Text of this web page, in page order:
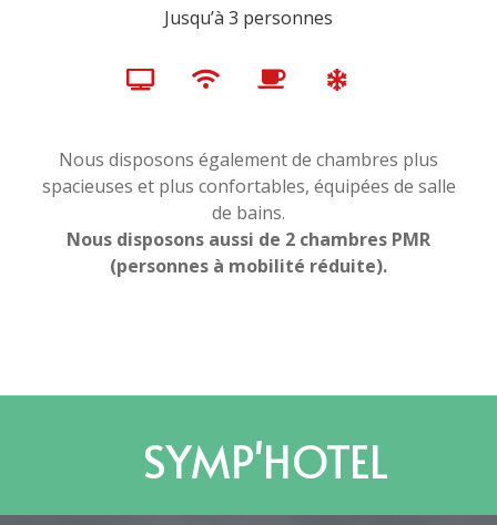
Jusqu’à 3 personnes
Nous disposons également de chambres plus
spacieuses et plus confortables, équipées de salle
de bains.
Nous disposons aussi de 2 chambres PMR
(personnes à mobilité réduite).
SYMP'HOTEL